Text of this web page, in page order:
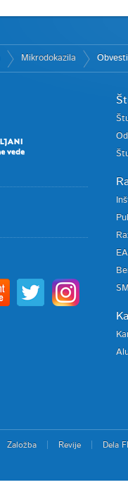
Mikrodokazila
Založba Revije Dela